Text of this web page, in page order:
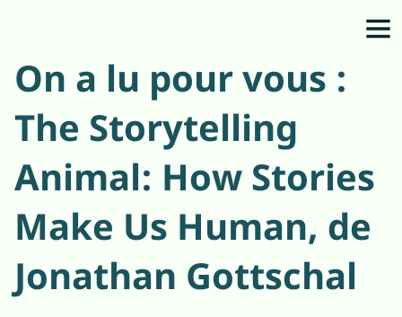
On a lu pour vous :
The Storytelling
Animal: How Stories
Make Us Human, de
Jonathan Gottschal